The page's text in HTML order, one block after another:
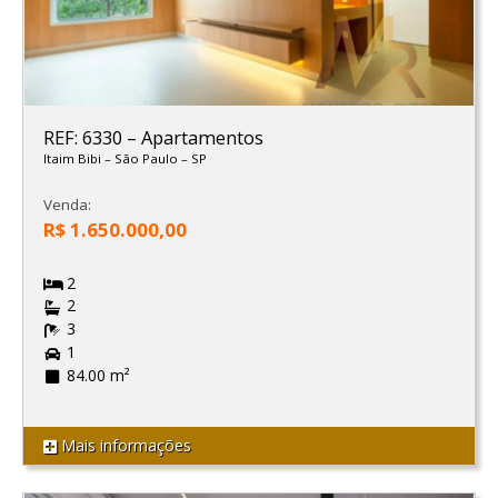
REF: 6330 – Apartamentos
Itaim Bibi – São Paulo – SP
Venda:
R$ 1.650.000,00
2
2
3
1
84.00 m²
Mais informações